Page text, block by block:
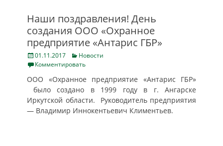
Наши поздравления! День
создания ООО «Охранное
предприятие «Антарис ГБР»
Posted
on
01.11.2017 Categories
Новости
Комментировать
ООО «Охранное предприятие «Антарис ГБР»
было создано в 1999 году в г. Ангарске
Иркутской области. Руководитель предприятия
— Владимир Иннокентьевич Климентьев.